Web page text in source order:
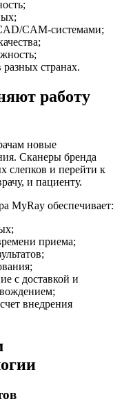
CAM-системами;
странах.
работу
новые
Сканеры бренда
слепков и перейти к
и пациенту.
MyRay обеспечивает:
приема;
с доставкой и
внедрения